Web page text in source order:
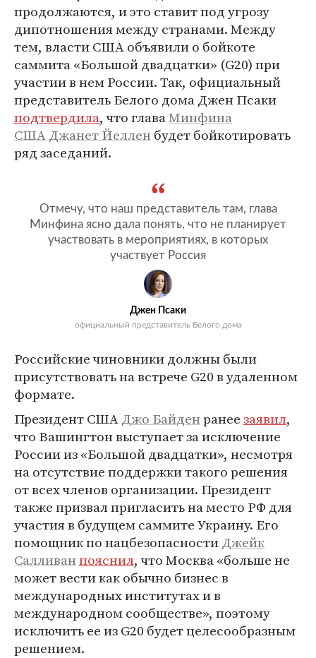
продолжаются, и это ставит под угрозу
дипотношения между странами. Между
тем, власти США объявили о бойкоте
саммита «Большой двадцатки» (G20) при
участии в нем России. Так, официальный
представитель Белого дома Джен Псаки
подтвердила, что главаМинфина
СШАДжанет Йеллен будет бойкотировать
ряд заседаний.
Отмечу, что наш представитель там, глава
Минфина ясно дала понять, что не планирует
участвовать в мероприятиях, в которых
участвует Россия
Джен Псаки
официальный представитель Белого дома
Российские чиновники должны были
присутствовать на встрече G20 в удаленном
формате.
Президент СШАДжо Байденранеезаявил,
что Вашингтон выступает за исключение
России из «Большой двадцатки», несмотря
на отсутствие поддержки такого решения
от всех членов организации. Президент
также призвал пригласить на место РФ для
участия в будущем саммите Украину. Его
помощник по нацбезопасностиДжейк
Салливанпояснил, что Москва «больше не
может вести как обычно бизнес в
международных институтах и в
международном сообществе», поэтому
исключить ее из G20 будет целесообразным
решением.